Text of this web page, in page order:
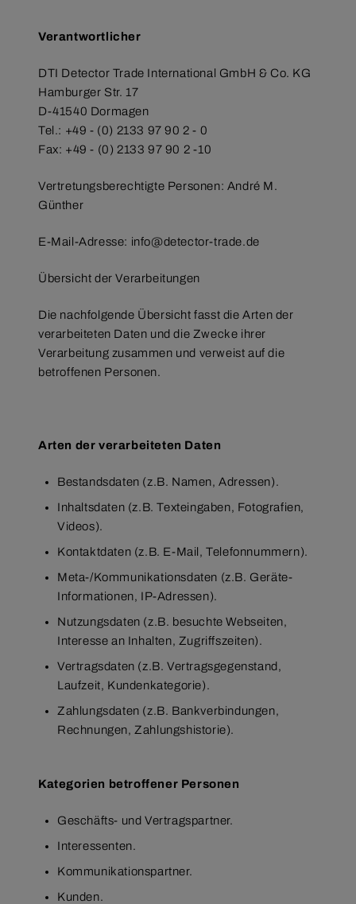
Verantwortlicher
DTI Detector Trade International GmbH & Co. KG
Hamburger Str. 17
D-41540 Dormagen
Tel.: +49 - (0) 2133 97 90 2 - 0
Fax: +49 - (0) 2133 97 90 2 -10
Vertretungsberechtigte Personen: André M.
Günther
E-Mail-Adresse: info@detector-trade.de
Übersicht der Verarbeitungen
Die nachfolgende Übersicht fasst die Arten der
verarbeiteten Daten und die Zwecke ihrer
Verarbeitung zusammen und verweist auf die
betroffenen Personen.
Arten der verarbeiteten Daten
Bestandsdaten (z.B. Namen, Adressen).
Inhaltsdaten (z.B. Texteingaben, Fotografien,
Videos).
Kontaktdaten (z.B. E-Mail, Telefonnummern).
Meta-/Kommunikationsdaten (z.B. Geräte-
Informationen, IP-Adressen).
Nutzungsdaten (z.B. besuchte Webseiten,
Interesse an Inhalten, Zugriffszeiten).
Vertragsdaten (z.B. Vertragsgegenstand,
Laufzeit, Kundenkategorie).
Zahlungsdaten (z.B. Bankverbindungen,
Rechnungen, Zahlungshistorie).
Kategorien betroffener Personen
Geschäfts- und Vertragspartner.
Interessenten.
Kommunikationspartner.
Kunden.